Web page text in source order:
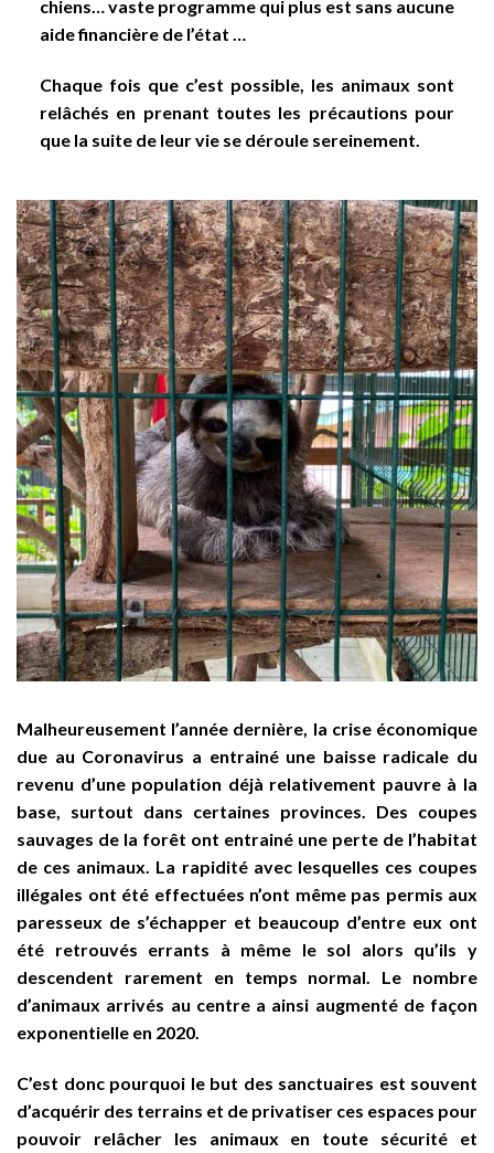
chiens… vaste programme qui plus est sans aucune
aide financière de l’état …
Chaque fois que c’est possible, les animaux sont
relâchés en prenant toutes les précautions pour
que la suite de leur vie se déroule sereinement.
Malheureusement l’année dernière, la crise économique
due au Coronavirus a entrainé une baisse radicale du
revenu d’une population déjà relativement pauvre à la
base, surtout dans certaines provinces. Des coupes
sauvages de la forêt ont entrainé une perte de l’habitat
de ces animaux. La rapidité avec lesquelles ces coupes
illégales ont été effectuées n’ont même pas permis aux
paresseux de s’échapper et beaucoup d’entre eux ont
été retrouvés errants à même le sol alors qu’ils y
descendent rarement en temps normal. Le nombre
d’animaux arrivés au centre a ainsi augmenté de façon
exponentielle en 2020.
C’est donc pourquoi le but des sanctuaires est souvent
d’acquérir des terrains et de privatiser ces espaces pour
pouvoir relâcher les animaux en toute sécurité et